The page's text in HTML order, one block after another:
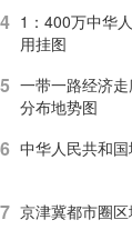
4 1：400万中华
用挂图
5 一带一路经济
分布地势图
6 中华人民共和
7 京津冀都市圈区